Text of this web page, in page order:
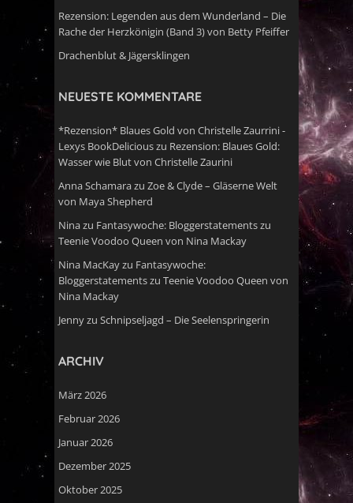
Rezension: Legenden aus dem Wunderland – Die
Rache der Herzkönigin (Band 3) von Betty Pfeiffer
Drachenblut & Jägersklingen
NEUESTE KOMMENTARE
*Rezension* Blaues Gold von Christelle Zaurrini -
Lexys BookDeliciouszu Rezension: Blaues Gold:
Wasser wie Blut von Christelle Zaurini
Anna Schamarazu Zoe & Clyde – Gläserne Welt
von Maya Shepherd
Ninazu Fantasywoche: Bloggerstatements zu
Teenie Voodoo Queen von Nina Mackay
Nina MacKayzu Fantasywoche:
Bloggerstatements zu Teenie Voodoo Queen von
Nina Mackay
Jennyzu Schnipseljagd – Die Seelenspringerin
ARCHIV
März 2026
Februar 2026
Januar 2026
Dezember 2025
Oktober 2025